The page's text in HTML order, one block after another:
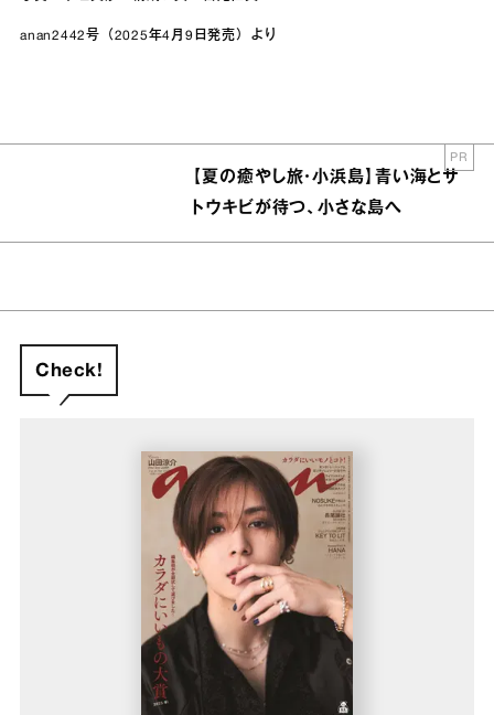
anan2442号（2025年4月9日発売）より
【夏の癒やし旅・小浜島】青い海とサ
トウキビが待つ、小さな島へ
PR
Check!